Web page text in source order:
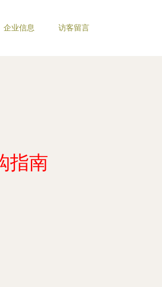
企业信息 访客留言
指南